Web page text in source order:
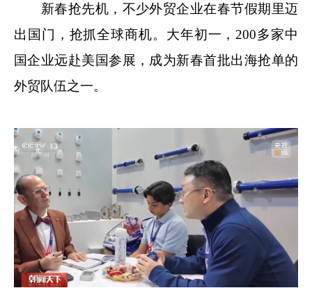
新春抢先机，不少外贸企业在春节假期里迈
出国门，抢抓全球商机。大年初一，200多家中
国企业远赴美国参展，成为新春首批出海抢单的
外贸队伍之一。